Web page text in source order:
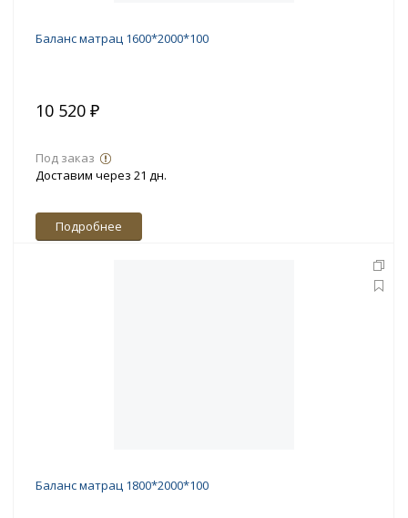
Баланс матрац 1600*2000*100
10 520 ₽
Под заказ
Доставим через 21 дн.
Подробнее
Баланс матрац 1800*2000*100